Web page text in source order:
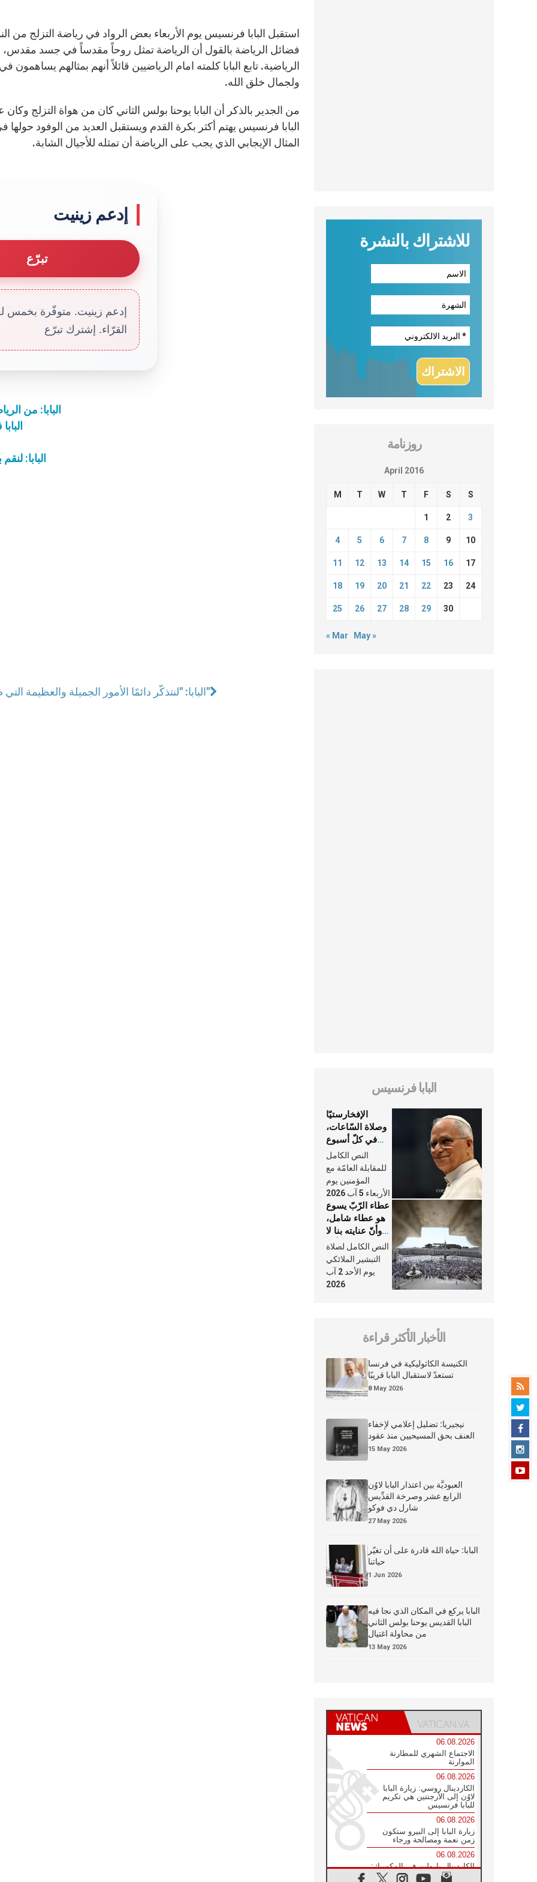
استقبل البابا فرنسيس يوم الأربعاء بعض الرواد في رياضة التزلج من
فضائل الرياضة بالقول أن الرياضة تمثل روحاً مقدساً في جسد مقدس،
الرياضية. تابع البابا كلمته امام الرياضيين قائلاً أنهم بمثالهم
ولجمال خلق الله.
من الجدير بالذكر أن البابا يوحنا بولس الثاني كان من هواة التزلج
البابا فرنسيس يهتم أكثر بكرة القدم ويستقبل العديد من الوفود
المثال الإيجابي الذي يجب على الرياضة أن تمثله للأجيال الشابة.
إدعم زينيت
تبرّع
إدعم زينيت. متوفّرة بخمس
القرّاء. إشترك تبرّع
البابا: من
البابا:
البابا: "لنتذكّر دائمًا الأمور الجميلة والعظيمة التي صنعها الرب من أجلنا"
للاشتراك بالنشرة
روزنامة
April 2016
M T W T F S S
1 2 3
4 5 6 7 8 9 10
11 12 13 14 15 16 17
18 19 20 21 22 23 24
25 26 27 28 29 30
« Mar May »
البابا فرنسيس
الإفخارستيّا
وصلاة السّاعات،
في كلّ أسبوع
وكلّ يوم، هما
النَّفَس في حياة
الكنيسة
النص الكامل
للمقابلة العامّة مع
المؤمنين يوم
الأربعاء 5 آب 2026
عطاء الرّبّ يسوع
هو عطاء شامل،
وأنّ عنايته بنا لا
تغيب عنّا أبدًا
النص الكامل لصلاة
التبشير الملائكي
يوم الأحد 2 آب
2026
الأخبار الأكثر قراءة
الكنيسة الكاثوليكية في فرنسا
تستعدّ لاستقبال البابا قريبًا
8 May 2026
نيجيريا: تضليل إعلامي لإخفاء
العنف بحق المسيحيين منذ عقود
15 May 2026
العبوديَّة بين اعتذار البابا لاوُن
الرابع عشر وصرخة القدِّيس
شارل دي فوكو
27 May 2026
البابا: حياة الله قادرة على أن تغيّر
حياتنا
1 Jun 2026
البابا يركع في المكان الذي نجا فيه
البابا القديس يوحنا بولس الثاني
من محاولة اغتيال
13 May 2026
06.08.2026
الاجتماع الشهري للمطارنة
الموارنة
06.08.2026
الكاردينال روسي: زيارة البابا
لاوُن إلى الأرجنتين هي تكريم
للبابا فرنسيس
06.08.2026
زيارة البابا إلى البيرو ستكون
زمن نعمة ومصالحة ورجاء
06.08.2026
الكاردينال بارولين في المكسيك:
علينا أن نكون حاضرين إلى جانب